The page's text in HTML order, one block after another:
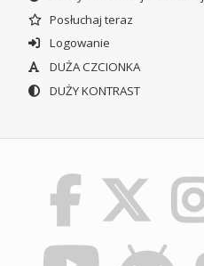
Posłuchaj teraz
Logowanie
DUŻA CZCIONKA
DUŻY KONTRAST